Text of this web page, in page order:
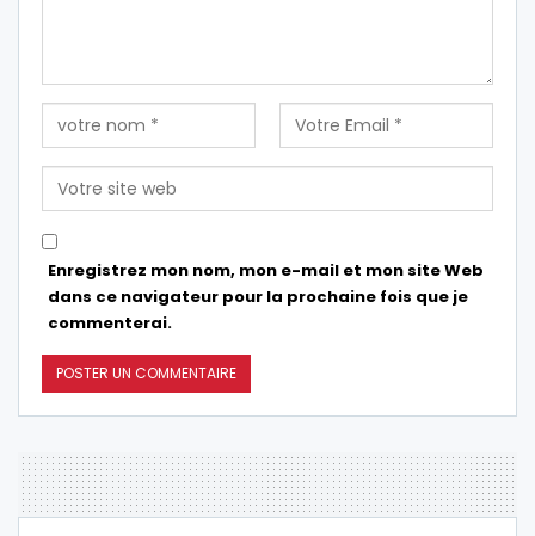
Enregistrez mon nom, mon e-mail et mon site Web
dans ce navigateur pour la prochaine fois que je
commenterai.